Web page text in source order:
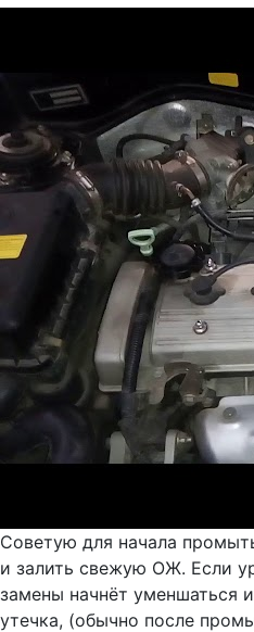
Советую для начала
и залить свежую ОЖ. Если
замены начнёт уменшаться
утечка, (обычно после